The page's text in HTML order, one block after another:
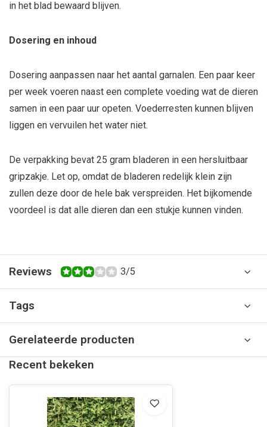
in het blad bewaard blijven.
Dosering en inhoud
Dosering aanpassen naar het aantal garnalen. Een paar keer
per week voeren naast een complete voeding wat de dieren
samen in een paar uur opeten. Voederresten kunnen blijven
liggen en vervuilen het water niet.
De verpakking bevat 25 gram bladeren in een hersluitbaar
gripzakje. Let op, omdat de bladeren redelijk klein zijn
zullen deze door de hele bak verspreiden. Het bijkomende
voordeel is dat alle dieren dan een stukje kunnen vinden.
Reviews 3/5
Tags
Gerelateerde producten
Recent bekeken